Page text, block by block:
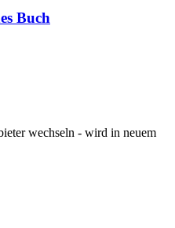
Buch
wechseln - wird in neuem